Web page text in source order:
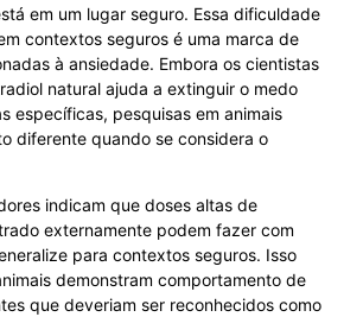
em um lugar seguro. Essa dificuldade
contextos seguros é uma marca de
à ansiedade. Embora os cientistas
natural ajuda a extinguir o medo
específicas, pesquisas em animais
diferente quando se considera o
indicam que doses altas de
externamente podem fazer com
para contextos seguros. Isso
demonstram comportamento de
que deveriam ser reconhecidos como